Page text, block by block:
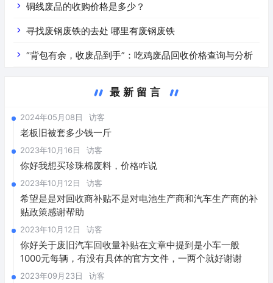
铜线废品的收购价格是多少？
寻找废钢废铁的去处 哪里有废钢废铁
“背包有余，收废品到手”：吃鸡废品回收价格查询与分析
最新留言
2024年05月08日 访客
老板旧被套多少钱一斤
2023年10月16日 访客
你好我想买珍珠棉废料，价格咋说
2023年10月12日 访客
希望是是对回收商补贴不是对电池生产商和汽车生产商的补
贴政策感谢帮助
2023年10月12日 访客
你好关于废旧汽车回收量补贴在文章中提到是小车一般
1000元每辆，有没有具体的官方文件，一两个就好谢谢
2023年09月23日 访客